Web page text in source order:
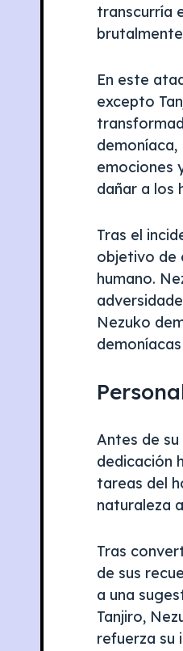
transcurría
En este
excepto
emociones
dañar a los
Tras el
objetivo de
humano.
Nezuko
Antes de
dedicación
tareas del
naturaleza
Tras
de sus
a una
Tanjiro,
refuerza su